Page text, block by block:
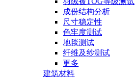
成份结构分析
尺寸稳定性
色牢度测试
地毯测试
纤维及纱测试
更多
建筑材料